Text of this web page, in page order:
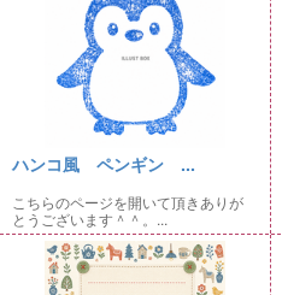
ハンコ風 ペンギン ...
こちらのページを開いて頂きありが
とうございます＾＾。...